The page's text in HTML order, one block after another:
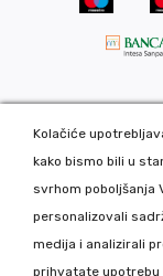
Kolačiće
kako bismo bili u
svrhom poboljšanja
personalizovali
medija i analizirali
prihvatate upotrebu
Copyright 2020
Izrada internet
Sve podatke koje